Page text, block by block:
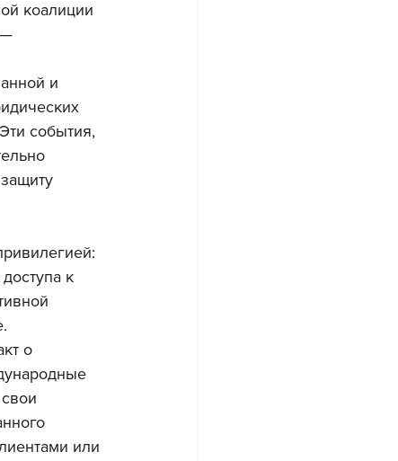
коалиции
—
и
события,
к
о
или